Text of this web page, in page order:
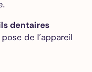
dentaires
de l’appareil